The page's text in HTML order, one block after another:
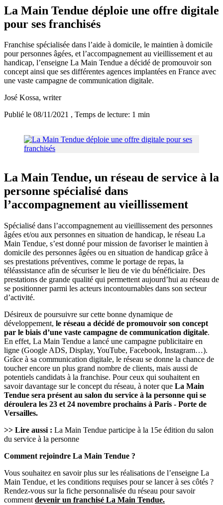
La Main Tendue déploie une offre digitale
pour ses franchisés
Franchise spécialisée dans l’aide à domicile, le maintien à domicile
pour personnes âgées, et l’accompagnement au vieillissement et au
handicap, l’enseigne La Main Tendue a décidé de promouvoir son
concept ainsi que ses différentes agences implantées en France avec
une vaste campagne de communication digitale.
José Kossa, writer
Publié le 08/11/2021 , Temps de lecture: 1 min
La Main Tendue, un réseau de service à la
personne spécialisé dans
l’accompagnement au vieillissement
Spécialisé dans l’accompagnement au vieillissement des personnes
âgées et/ou aux personnes en situation de handicap, le réseau La
Main Tendue, s’est donné pour mission de favoriser le maintien à
domicile des personnes âgées ou en situation de handicap grâce à
ses prestations préventives, comme le portage de repas, la
téléassistance afin de sécuriser le lieu de vie du bénéficiaire. Des
prestations de grande qualité qui permettent aujourd’hui au réseau de
se positionner parmi les acteurs incontournables dans son secteur
d’activité.
Désireux de poursuivre sur cette bonne dynamique de
développement, le réseau a décidé de promouvoir son concept
par le biais d’une vaste campagne de communication digitale.
En effet, La Main Tendue a lancé une campagne publicitaire en
ligne (Google ADS, Display, YouTube, Facebook, Instagram…).
Grâce à sa communication digitale, le réseau se donne la chance de
toucher encore un plus grand nombre de clients, mais aussi de
potentiels candidats à la franchise. Pour ceux qui souhaitent en
savoir davantage sur le concept du réseau, à noter que La Main
Tendue sera présent au salon du service à la personne qui se
déroulera les 23 et 24 novembre prochains à Paris - Porte de
Versailles.
>> Lire aussi : La Main Tendue participe à la 15e édition du salon
du service à la personne
Comment rejoindre La Main Tendue ?
Vous souhaitez en savoir plus sur les réalisations de l’enseigne La
Main Tendue, et les conditions requises pour se lancer à ses côtés ?
Rendez-vous sur la fiche personnalisée du réseau pour savoir
comment devenir un franchisé La Main Tendue.